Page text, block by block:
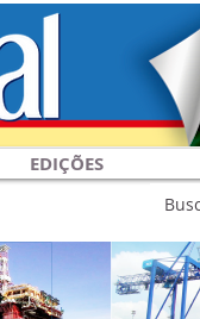
EDIÇÕES